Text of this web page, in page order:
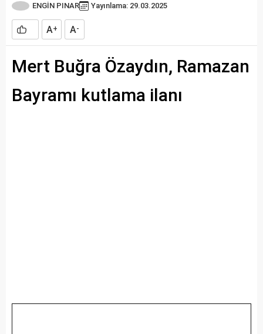
ENGİN PINAR Yayınlama: 29.03.2025
A+ A-
Mert Buğra Özaydın, Ramazan
Bayramı kutlama ilanı